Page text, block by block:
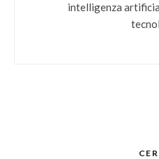
intelligenza